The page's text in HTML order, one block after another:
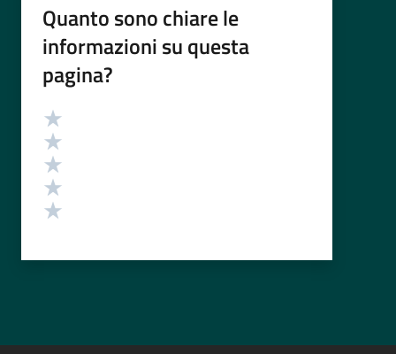
Quanto sono chiare le
informazioni su questa
pagina?
Valutazione